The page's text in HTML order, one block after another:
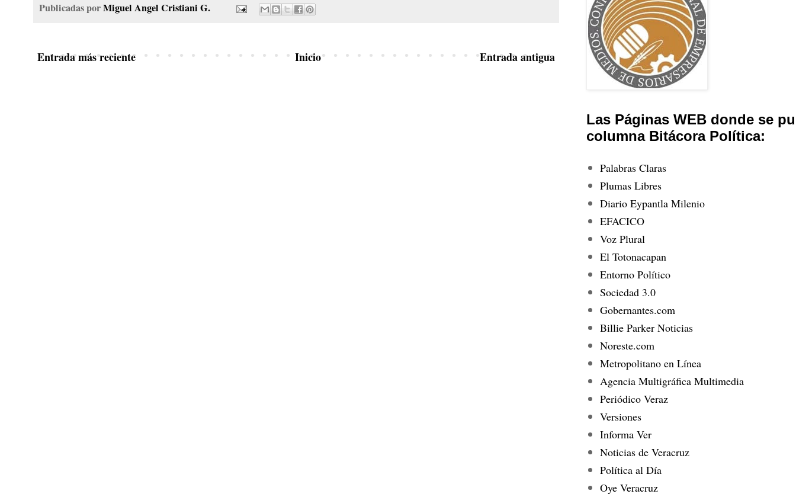
Publicadas porMiguel Angel Cristiani G.
Entrada más reciente Entrada antigua
Inicio
Las Páginas WEB donde se
columna Bitácora Política:
Palabras Claras
Plumas Libres
Diario Eypantla Milenio
EFACICO
Voz Plural
El Totonacapan
Entorno Político
Sociedad 3.0
Gobernantes.com
Billie Parker Noticias
Noreste.com
Metropolitano en Línea
Agencia Multigráfica Multimedia
Periódico Veraz
Versiones
Informa Ver
Noticias de Veracruz
Política al Día
Oye Veracruz